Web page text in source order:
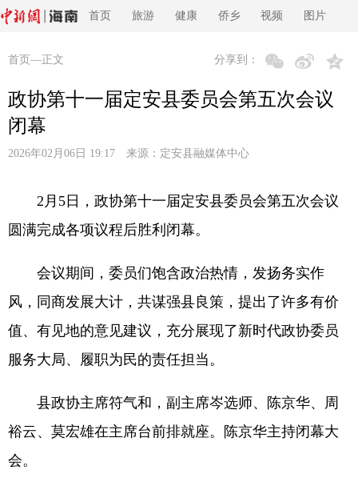
首页 旅游 健康 侨乡 视频 图片
首页 —正文 分享到：
政协第十一届定安县委员会第五次会议
闭幕
2026年02月06日 19:17 来源： 定安县融媒体中心
2月5日，政协第十一届定安县委员会第五次会议
圆满完成各项议程后胜利闭幕。
会议期间，委员们饱含政治热情，发扬务实作
风，同商发展大计，共谋强县良策，提出了许多有价
值、有见地的意见建议，充分展现了新时代政协委员
服务大局、履职为民的责任担当。
县政协主席符气和，副主席岑选师、陈京华、周
裕云、莫宏雄在主席台前排就座。陈京华主持闭幕大
会。